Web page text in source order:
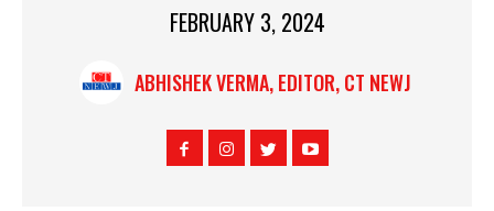
FEBRUARY 3, 2024
ABHISHEK VERMA, EDITOR, CT NEWJ